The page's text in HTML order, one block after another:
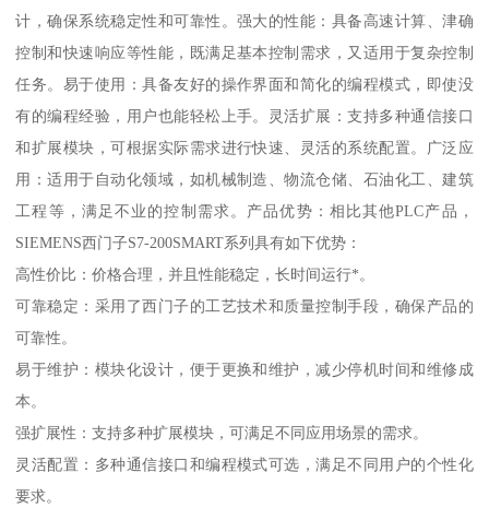
计，确保系统稳定性和可靠性。强大的性能：具备高速计算、津确
控制和快速响应等性能，既满足基本控制需求，又适用于复杂控制
任务。易于使用：具备友好的操作界面和简化的编程模式，即使没
有的编程经验，用户也能轻松上手。灵活扩展：支持多种通信接口
和扩展模块，可根据实际需求进行快速、灵活的系统配置。广泛应
用：适用于自动化领域，如机械制造、物流仓储、石油化工、建筑
工程等，满足不业的控制需求。产品优势：相比其他PLC产品，
SIEMENS西门子S7-200SMART系列具有如下优势：
高性价比：价格合理，并且性能稳定，长时间运行*。
可靠稳定：采用了西门子的工艺技术和质量控制手段，确保产品的
可靠性。
易于维护：模块化设计，便于更换和维护，减少停机时间和维修成
本。
强扩展性：支持多种扩展模块，可满足不同应用场景的需求。
灵活配置：多种通信接口和编程模式可选，满足不同用户的个性化
要求。